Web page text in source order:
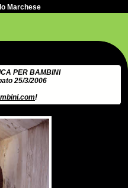
Marchese
PER BAMBINI
25/3/2006
!